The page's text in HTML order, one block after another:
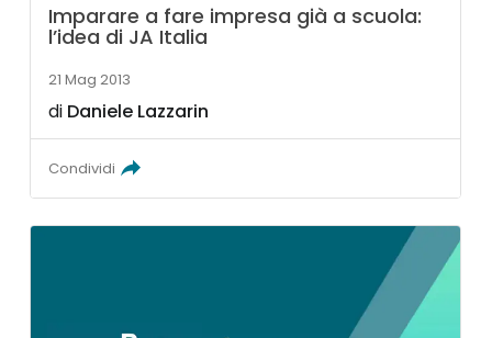
Imparare a fare impresa già a scuola:
l’idea di JA Italia
21 Mag 2013
di Daniele Lazzarin
Condividi